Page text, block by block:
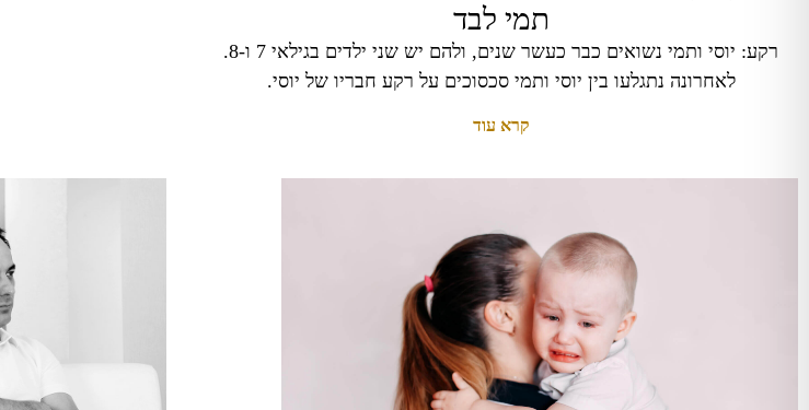
תמי לבד
רקע: יוסי ותמי נשואים כבר כעשר שנים, ולהם יש שני ילדים בגילאי 7 ו-8.
לאחרונה נתגלעו בין יוסי ותמי סכסוכים על רקע חבריו של יוסי.
קרא עוד